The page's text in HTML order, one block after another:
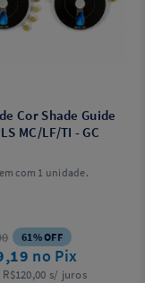
Cor Shade Guide
MC/LF/TI - GC
com 1 unidade.
61% OFF
no Pix
s/ juros